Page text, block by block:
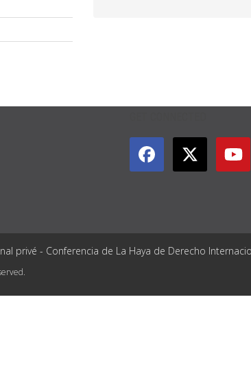
privé - Conferencia de La Haya de Derecho